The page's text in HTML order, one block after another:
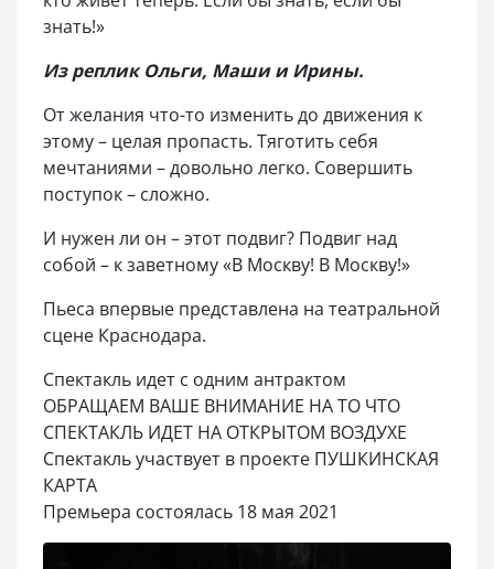
знать!»
Из реплик Ольги, Маши и Ирины.
От желания что-то изменить до движения к
этому – целая пропасть. Тяготить себя
мечтаниями – довольно легко. Совершить
поступок – сложно.
И нужен ли он – этот подвиг? Подвиг над
собой – к заветному «В Москву! В Москву!»
Пьеса впервые представлена на театральной
сцене Краснодара.
Спектакль идет с одним антрактом
ОБРАЩАЕМ ВАШЕ ВНИМАНИЕ НА ТО ЧТО
СПЕКТАКЛЬ ИДЕТ НА ОТКРЫТОМ ВОЗДУХЕ
Спектакль участвует в проекте ПУШКИНСКАЯ
КАРТА
Премьера состоялась 18 мая 2021